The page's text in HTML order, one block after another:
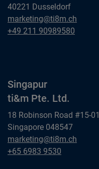
40221 Dusseldorf
Düsseldorf
ti&m GmbH
marketing@ti8m.ch
Düsseldorf
+49 211 90989580
Singapur
ti&m Pte. Ltd.
18 Robinson Road #15-01
Singapore 048547
Singapur
ti&m Pte. Ltd.
marketing@ti8m.ch
Singapur
+65 6983 9530